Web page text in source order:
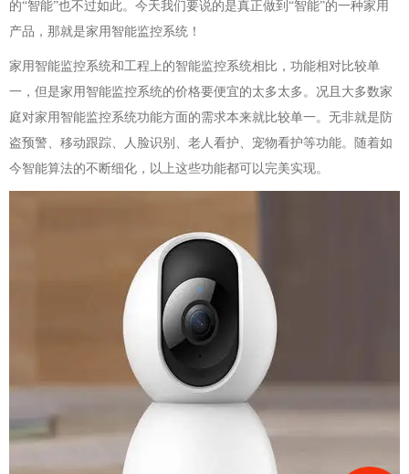
的“智能”也不过如此。今天我们要说的是真正做到“智能”的一种家用
产品，那就是家用智能监控系统！
家用智能监控系统和工程上的智能监控系统相比，功能相对比较单
一，但是家用智能监控系统的价格要便宜的太多太多。况且大多数家
庭对家用智能监控系统功能方面的需求本来就比较单一。无非就是防
盗预警、移动跟踪、人脸识别、老人看护、宠物看护等功能。随着如
今智能算法的不断细化，以上这些功能都可以完美实现。